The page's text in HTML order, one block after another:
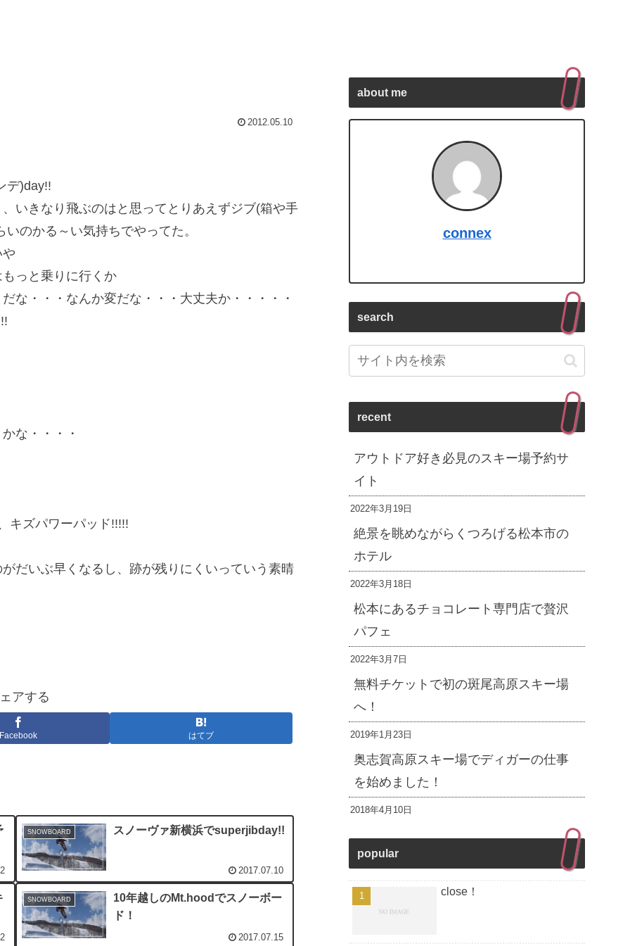
2012.05.10
デ)day!!
いきなり飛ぶのはと思ってとりあえずジブ(箱や手
のかる～い気持ちでやってた。
っと乗りに行くか
な・・・なんか変だな・・・大丈夫か・・・・・
な・・・・
キズパワーパッド!!!!!
だいぶ早くなるし、跡が残りにくいっていう素晴
アする
Facebook はてブ
SNOWBOARD スノーヴァ新横浜でsuperjibday!!
2017.07.10
SNOWBOARD
10年越しのMt.hoodでスノーボー
ド！
2017.07.15
about me
connex
search
recent
アウトドア好き必見のスキー場予約サ
イト
2022年3月19日
絶景を眺めながらくつろげる松本市の
ホテル
2022年3月18日
松本にあるチョコレート専門店で贅沢
パフェ
2022年3月7日
無料チケットで初の斑尾高原スキー場
へ！
2019年1月23日
奥志賀高原スキー場でディガーの仕事
を始めました！
2018年4月10日
popular
close！